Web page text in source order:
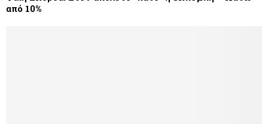
από 10%